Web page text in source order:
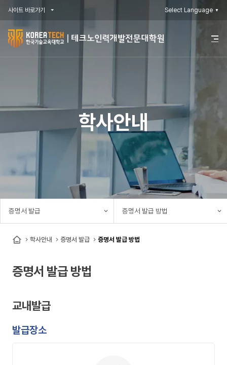
사이트 바로가기 Select Language ▼
한
교
육
학
전
문
대
원
전
메
학사안내
학사안내 증명서 발급 증명서 발급 방법
증명서 발급 증명서 발급 방법
증명서 발급 방법
교내발급
발급장소